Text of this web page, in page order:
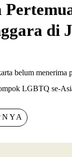
di
belum menerima
LGBTQ se-